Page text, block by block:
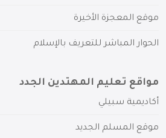
موقع المعجزة الأخيرة
الحوار المباشر للتعريف بالإسلام
مواقع تعليم المهتدين الجدد
أكاديمية سبيلي
موقع المسلم الجديد